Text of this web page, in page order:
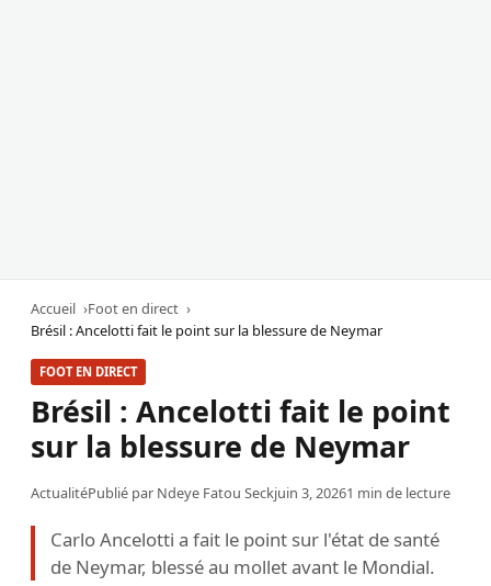
Accueil
Foot en direct
Brésil : Ancelotti fait le point sur la blessure de Neymar
FOOT EN DIRECT
Brésil : Ancelotti fait le point
sur la blessure de Neymar
ActualitéPublié par Ndeye Fatou Seckjuin 3, 20261 min de lecture
Carlo Ancelotti a fait le point sur l'état de santé
de Neymar, blessé au mollet avant le Mondial.